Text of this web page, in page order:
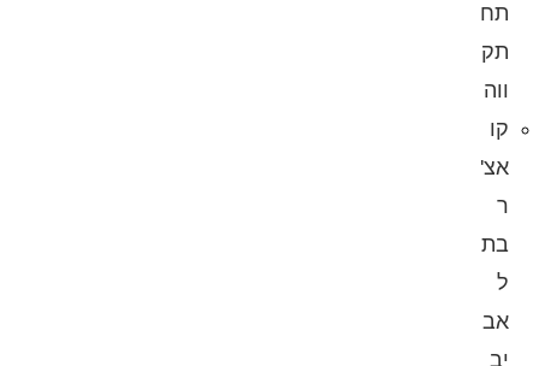
תח
תק
ווה
קו
אצ'
ר
בת
ל
אב
יב